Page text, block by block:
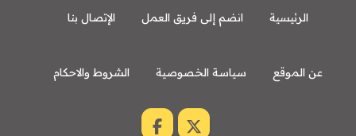
الرئيسية انضم إلى فريق العمل الإتصال بنا
عن الموقع سياسة الخصوصية الشروط والاحكام